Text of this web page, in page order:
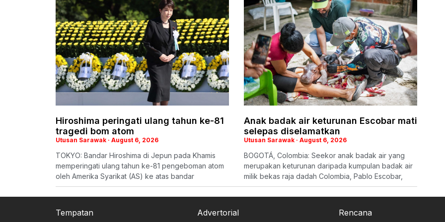
Hiroshima peringati ulang tahun ke-81
tragedi bom atom
Utusan Sarawak August 6, 2026
TOKYO: Bandar Hiroshima di Jepun pada Khamis
memperingati ulang tahun ke-81 pengeboman atom
oleh Amerika Syarikat (AS) ke atas bandar
Anak badak air keturunan Escobar mati
selepas diselamatkan
Utusan Sarawak August 6, 2026
BOGOTÁ, Colombia: Seekor anak badak air yang
merupakan keturunan daripada kumpulan badak air
milik bekas raja dadah Colombia, Pablo Escobar,
Tempatan Advertorial Rencana